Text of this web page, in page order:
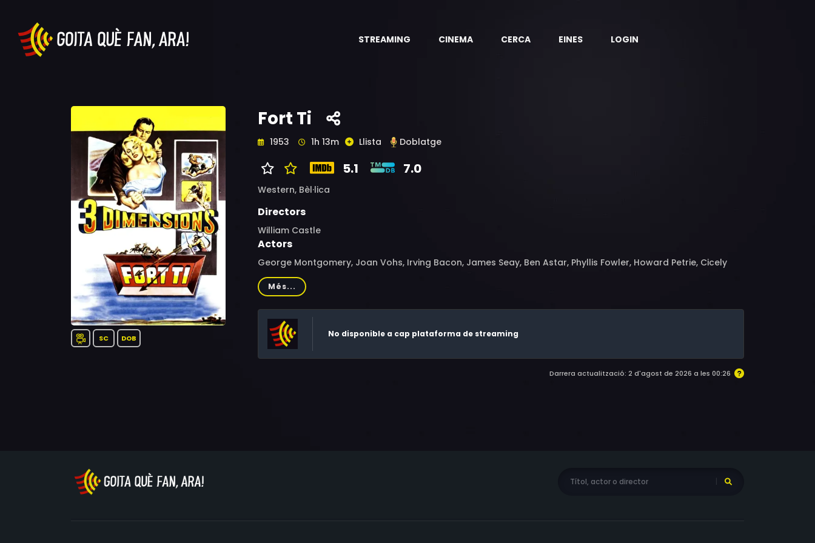
STREAMING CINEMA CERCA EINES LOGIN
SC DOB
Fort Ti
1953 1h 13m Llista Doblatge
5.1 7.0
Western, Bèl·lica
Directors
William Castle
Actors
George Montgomery, Joan Vohs, Irving Bacon, James Seay, Ben Astar, Phyllis Fowler, Howard Petrie, Cicely
Browne, Rusty Hamer, Olaf Hytten, Alphonse Martell, Lester Matthews, William H. O'Brien, Louis Merrill
Més...
No disponible a cap plataforma de streaming
Darrera actualització: 2 d'agost de 2026 a les 00:26